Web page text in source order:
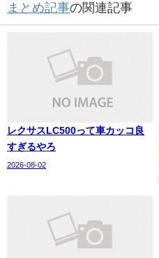
まとめ記事の関連記事
レクサスLC500って車カッコ良
すぎるやろ
2026-08-02